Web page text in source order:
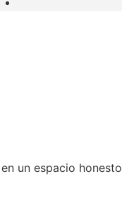
un espacio